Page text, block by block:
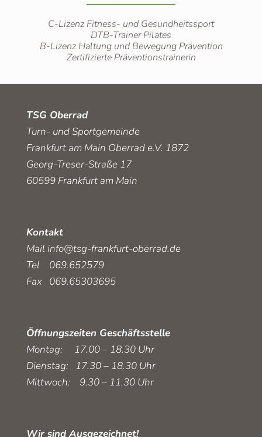
C-Lizenz Fitness- und Gesundheitssport
DTB-Trainer Pilates
B-Lizenz Haltung und Bewegung Prävention
Zertifizierte Präventionstrainerin
TSG Oberrad
Turn- und Sportgemeinde
Frankfurt am Main Oberrad e.V. 1872
Georg-Treser-Straße 17
60599 Frankfurt am Main
Kontakt
Mail info@tsg-frankfurt-oberrad.de
Tel 069.652579
Fax 069.65303695
Öffnungszeiten Geschäftsstelle
Montag: 17.00 – 18.30 Uhr
Dienstag: 17.30 – 18.30 Uhr
Mittwoch: 9.30 – 11.30 Uhr
Wir sind Ausgezeichnet!